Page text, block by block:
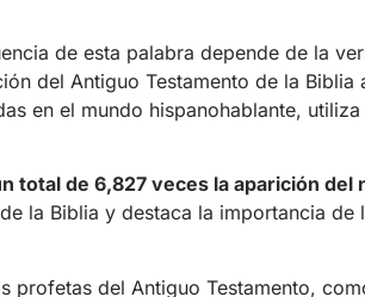
de esta palabra depende de la
del Antiguo Testamento de la Biblia
en el mundo hispanohablante,
total de 6,827 veces la aparición del
la Biblia y destaca la importancia de
profetas del Antiguo Testamento,